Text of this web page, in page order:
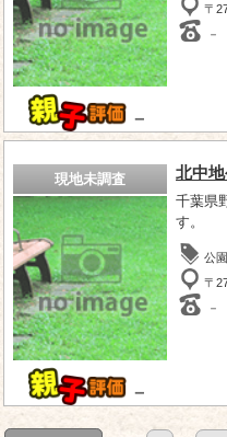
－
〒
－
現地未調査
－
北中地
千葉県
す。
公園
〒
－